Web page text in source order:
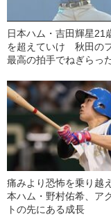
日本ハム・吉田輝星21
を超えていけ 秋田の
最高の拍手でねぎらっ
痛みより恐怖を乗り越
本ハム・野村佑希、ア
トの先にある成長